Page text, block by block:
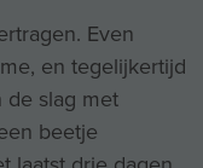
Even
en tegelijkertijd
de slag met
beetje